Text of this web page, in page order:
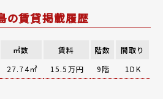
の賃貸掲載履歴
㎡数 賃料 階数
間取り
27.74㎡ 15.5万円 9階 1DK